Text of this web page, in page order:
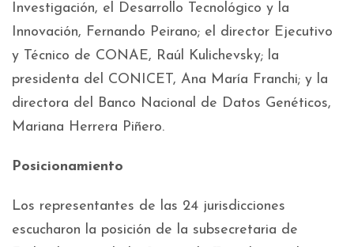
Investigación, el Desarrollo Tecnológico y la
Innovación, Fernando Peirano; el director Ejecutivo
y Técnico de CONAE, Raúl Kulichevsky; la
presidenta del CONICET, Ana María Franchi; y la
directora del Banco Nacional de Datos Genéticos,
Mariana Herrera Piñero.
Posicionamiento
Los representantes de las 24 jurisdicciones
escucharon la posición de la subsecretaria de